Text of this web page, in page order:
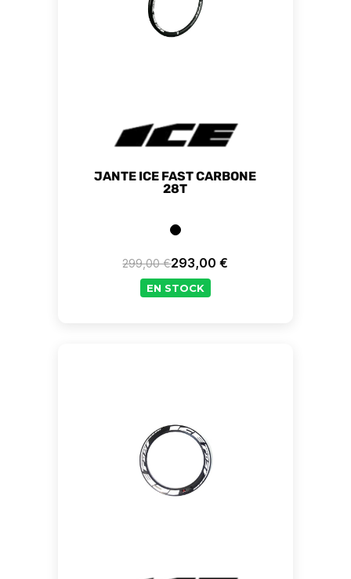
JANTE ICE FAST CARBONE
28T
Prix de base
299,00 € Prix
293,00 €
EN STOCK